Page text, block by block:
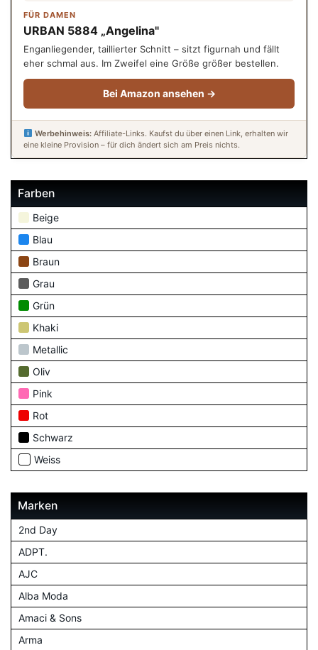
FÜR DAMEN
URBAN 5884 „Angelina"
Enganliegender, taillierter Schnitt – sitzt figurnah und fällt
eher schmal aus. Im Zweifel eine Größe größer bestellen.
Bei Amazon ansehen →
Werbehinweis:Affiliate-Links. Kaufst du über einen Link, erhalten wir
eine kleine Provision – für dich ändert sich am Preis nichts.
Farben
Beige
Blau
Braun
Grau
Grün
Khaki
Metallic
Oliv
Pink
Rot
Schwarz
Weiss
Marken
2nd Day
ADPT.
AJC
Alba Moda
Amaci & Sons
Arma